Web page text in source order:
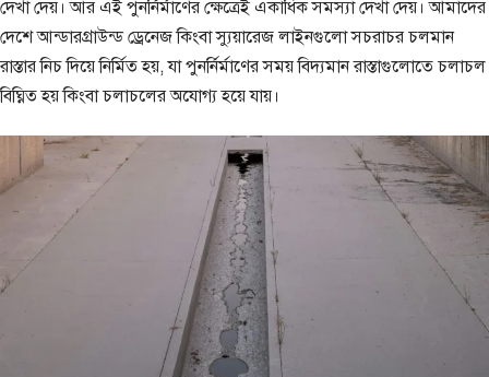
দেখা দেয়। আর এই পুনর্নির্মাণের ক্ষেত্রেই একাধিক সমস্যা দেখা দেয়। আমাদের
দেশে আন্ডারগ্রাউন্ড ড্রেনেজ কিংবা স্যুয়ারেজ লাইনগুলো সচরাচর চলমান
রাস্তার নিচ দিয়ে নির্মিত হয়, যা পুনর্নির্মাণের সময় বিদ্যমান রাস্তাগুলোতে চলাচল
বিঘ্নিত হয় কিংবা চলাচলের অযোগ্য হয়ে যায়।